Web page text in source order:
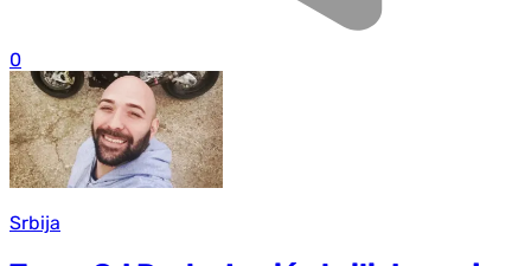
0
Srbija